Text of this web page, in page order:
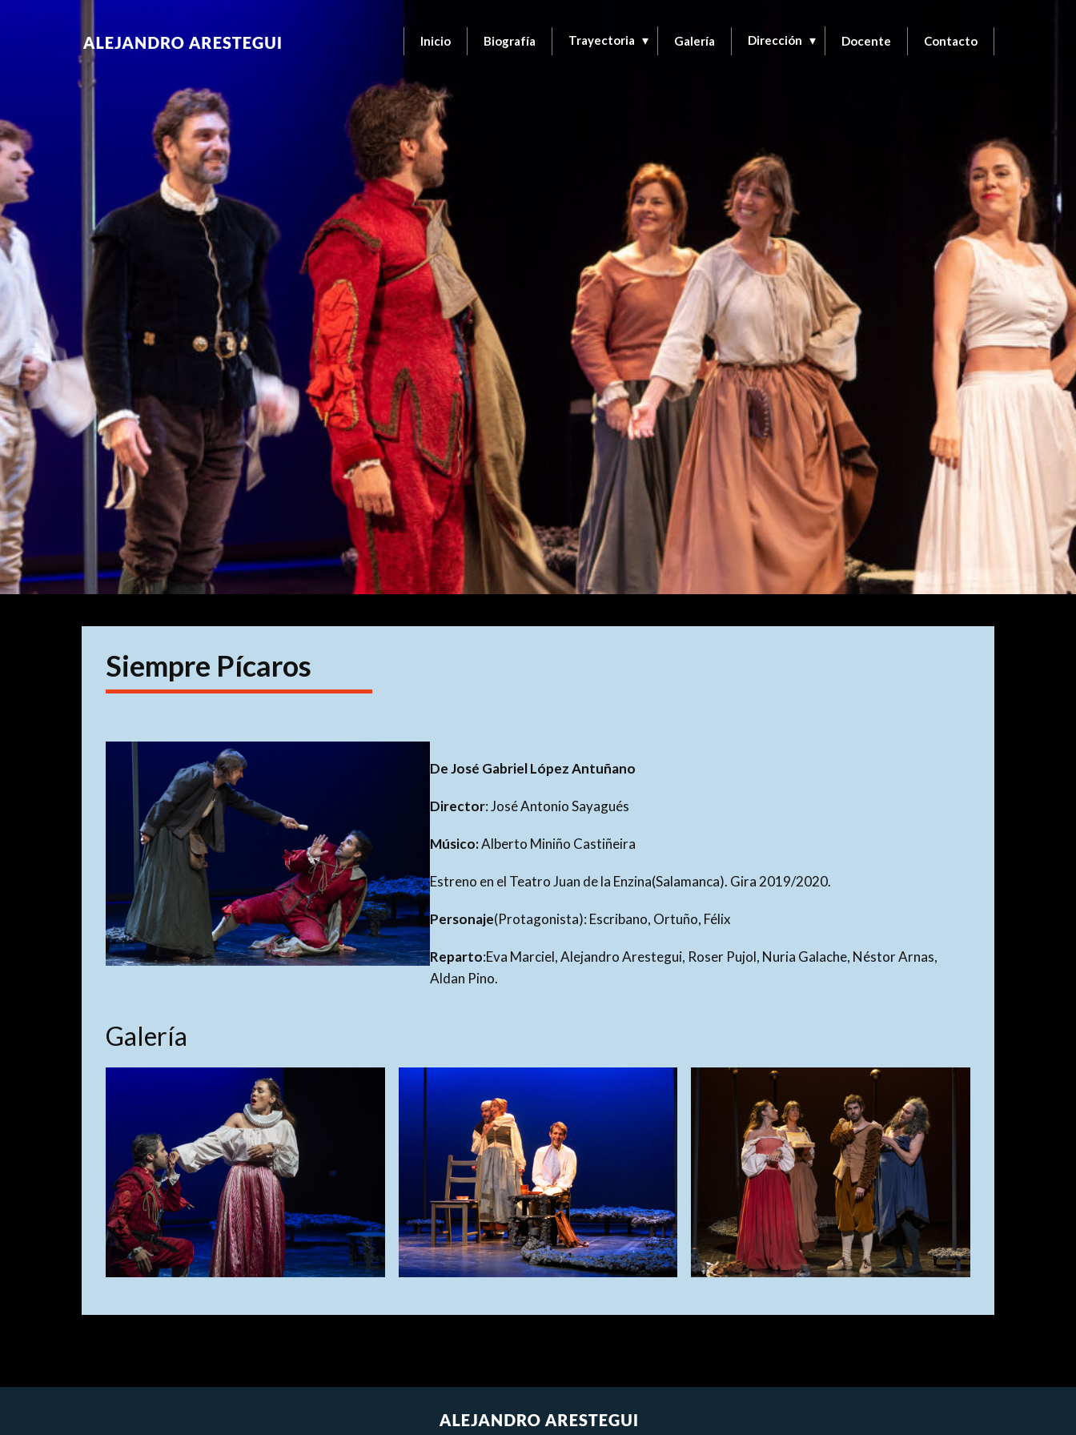
Inicio Biografía Trayectoria Galería Dirección Docente Contacto
Siempre Pícaros
De José Gabriel López Antuñano
Director: José Antonio Sayagués
Músico:Alberto Miniño Castiñeira
Estreno en el Teatro Juan de la Enzina(Salamanca). Gira 2019/2020.
Personaje(Protagonista): Escribano, Ortuño, Félix
Reparto:Eva Marciel, Alejandro Arestegui, Roser Pujol, Nuria Galache, Néstor Arnas,
Aldan Pino.
Galería